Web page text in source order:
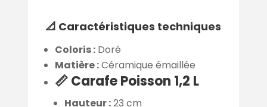
📐 Caractéristiques techniques
Coloris :Doré
Matière :Céramique émaillée
📏Carafe Poisson 1,2 L
Hauteur :23 cm